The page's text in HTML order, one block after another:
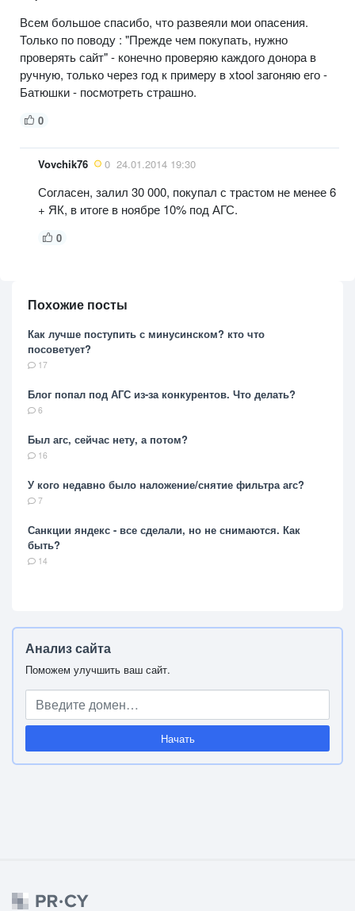
Всем большое спасибо, что развеяли мои опасения.
Только по поводу : "Прежде чем покупать, нужно
проверять сайт" - конечно проверяю каждого донора в
ручную, только через год к примеру в xtool загоняю его -
Батюшки - посмотреть страшно.
0
Vovchik76 0 24.01.2014 19:30
Согласен, залил 30 000, покупал с трастом не менее 6
+ ЯК, в итоге в ноябре 10% под АГС.
0
Похожие посты
Как лучше поступить с минусинском? кто что
посоветует?
17
Блог попал под АГС из-за конкурентов. Что делать?
6
Был агс, сейчас нету, а потом?
16
У кого недавно было наложение/снятие фильтра агс?
7
Санкции яндекс - все сделали, но не снимаются. Как
быть?
14
Анализ сайта
Поможем улучшить ваш сайт.
Начать